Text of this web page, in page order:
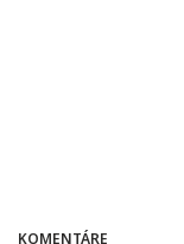
KOMENTÁRE